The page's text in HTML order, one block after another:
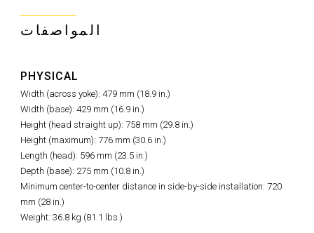
المواصفات
PHYSICAL
Width (across yoke): 479 mm (18.9 in.)
Width (base): 429 mm (16.9 in.)
Height (head straight up): 758 mm (29.8 in.)
Height (maximum): 776 mm (30.6 in.)
Length (head): 596 mm (23.5 in.)
Depth (base): 275 mm (10.8 in.)
Minimum center-to-center distance in side-by-side installation: 720
mm (28 in.)
Weight: 36.8 kg (81.1 lbs.)